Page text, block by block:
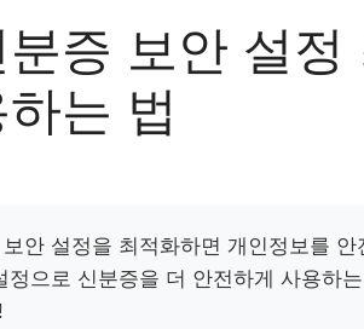
증 보안 설정
는 법
안 설정을 최적화하면 개인정보를
정으로 신분증을 더 안전하게 사용하